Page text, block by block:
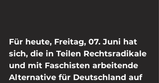
Für heute, Freitag, 07. Juni hat
sich, die in Teilen Rechtsradikale
und mit Faschisten arbeitende
Alternative für Deutschland auf